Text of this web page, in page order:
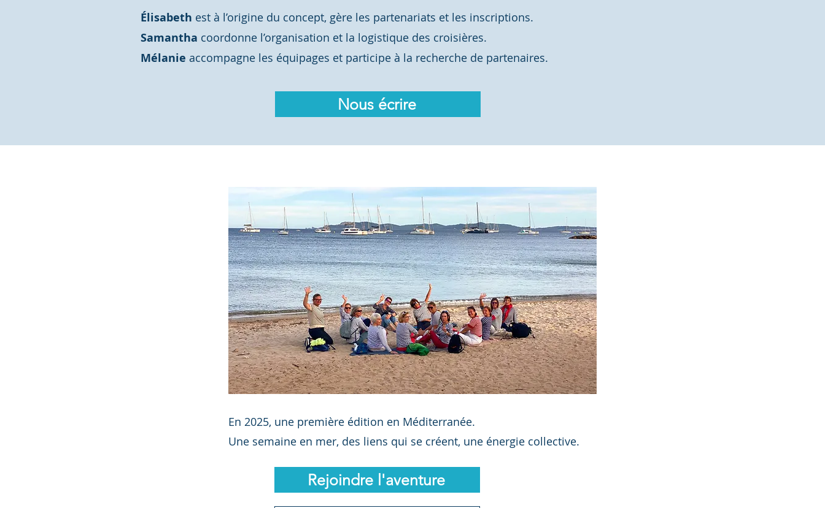
Élisabeth est à l’origine du concept, gère les partenariats et les inscriptions.
Samantha coordonne l’organisation et la logistique des croisières.
Mélanie accompagne les équipages et participe à la recherche de partenaires.
Nous écrire
En 2025, une première édition en Méditerranée.
Une semaine en mer, des liens qui se créent, une énergie collective.
Rejoindre l'aventure